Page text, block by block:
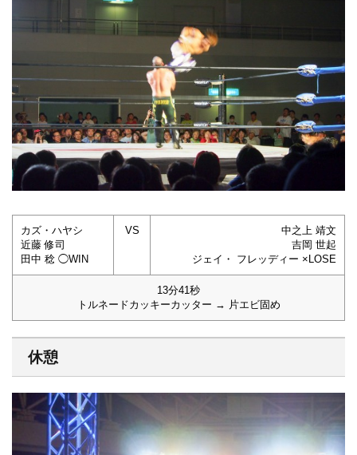
カズ・ハヤシ
近藤 修司
田中 稔 ◯WIN
VS
中之上 靖文
吉岡 世起
ジェイ・ フレッディー ×LOSE
13分41秒
トルネードカッキーカッター → 片エビ固め
休憩